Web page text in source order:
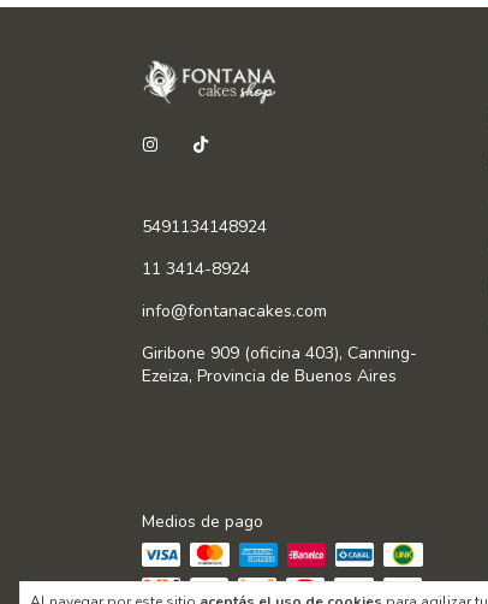
5491134148924
11 3414-8924
info@fontanacakes.com
Giribone 909 (oficina 403), Canning-
Ezeiza, Provincia de Buenos Aires
Medios de pago